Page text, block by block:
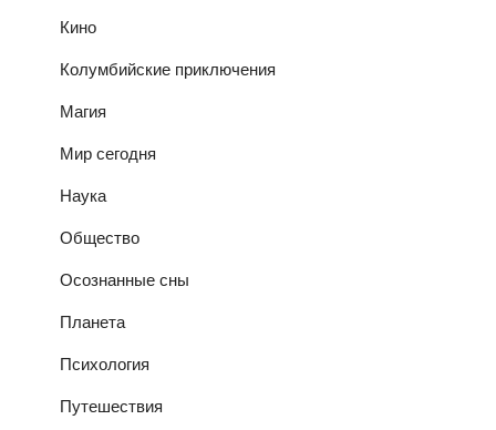
Кино
Колумбийские приключения
Магия
Мир сегодня
Наука
Общество
Осознанные сны
Планета
Психология
Путешествия